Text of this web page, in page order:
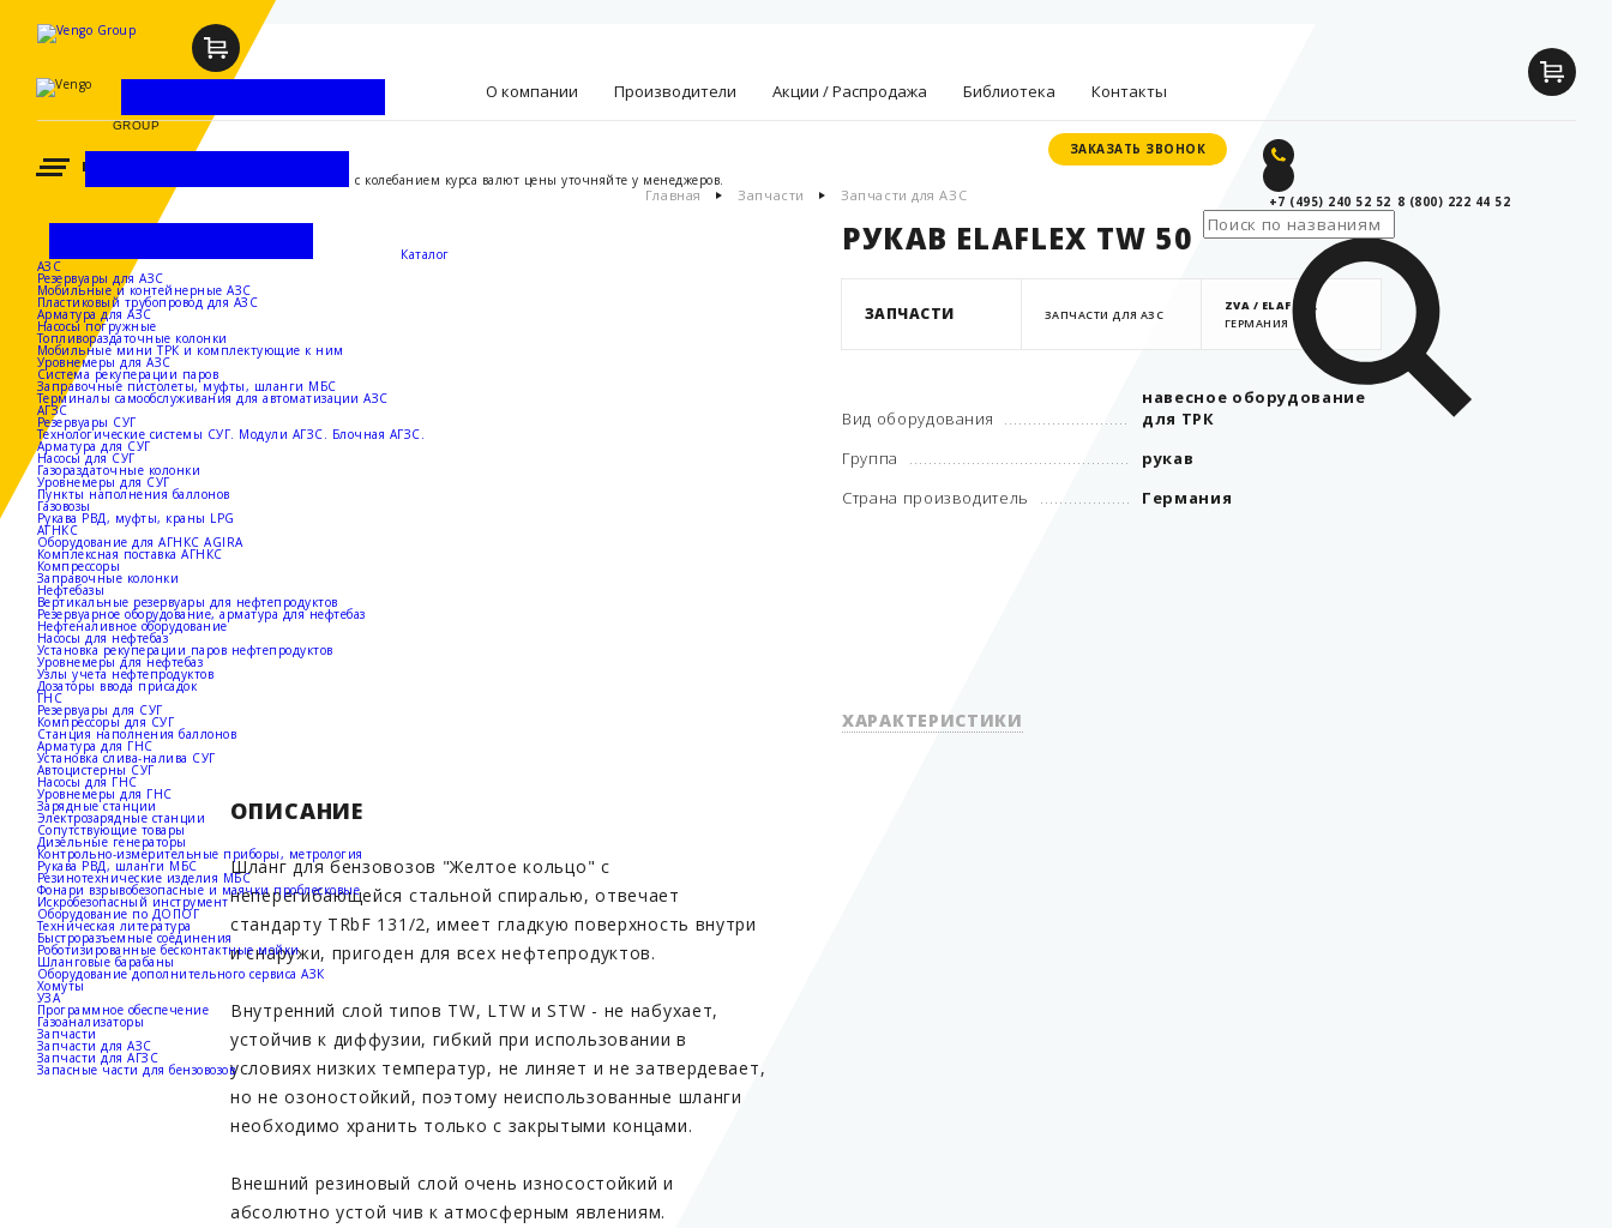
Group
Каталог
АЗС
Резервуары для АЗС
Мобильные и контейнерные АЗС
Пластиковый трубопровод для АЗС
Арматура для АЗС
Насосы погружные
Топливораздаточные колонки
Мобильные мини ТРК и комплектующие к ним
Уровнемеры для АЗС
Система рекуперации паров
Заправочные пистолеты, муфты, шланги МБС
Терминалы самообслуживания для автоматизации АЗС
АГЗС
Резервуары СУГ
Технологические системы СУГ. Модули АГЗС. Блочная АГЗС.
Арматура для СУГ
Насосы для СУГ
Газораздаточные колонки
Уровнемеры для СУГ
Пункты наполнения баллонов
Газовозы
Рукава РВД, муфты, краны LPG
АГНКС
Оборудование для АГНКС AGIRA
Комплексная поставка АГНКС
Компрессоры
Заправочные колонки
Нефтебазы
Вертикальные резервуары для нефтепродуктов
Резервуарное оборудование, арматура для нефтебаз
Нефтеналивное оборудование
Насосы для нефтебаз
Установка рекуперации паров нефтепродуктов
Уровнемеры для нефтебаз
Узлы учета нефтепродуктов
Дозаторы ввода присадок
ГНС
Резервуары для СУГ
Компрессоры для СУГ
Станция наполнения баллонов
Арматура для ГНС
Установка слива-налива СУГ
Автоцистерны СУГ
Насосы для ГНС
Уровнемеры для ГНС
Зарядные станции
Электрозарядные станции
Сопутствующие товары
Дизельные генераторы
Контрольно-измерительные приборы, метрология
Рукава РВД, шланги МБС
Резинотехнические изделия МБС
Фонари взрывобезопасные и маячки проблесковые
Искробезопасный инструмент
Оборудование по ДОПОГ
Техническая литература
Быстроразъемные соединения
Роботизированные бесконтактные мойки
Шланговые барабаны
Оборудование дополнительного сервиса АЗК
Хомуты
УЗА
Программное обеспечение
Газоанализаторы
Запчасти
Запчасти для АЗС
Запчасти для АГЗС
Запасные части для бензовозов
О компании Производители Акции / Распродажа Библиотека
Опросные листы
Дилерские
Контакты
+7 (495) 240 52 52 8 (800) 222 44 52
ЗАКАЗАТЬ ЗВОНОК
ЗАКАЗАТЬ ЗВОНОК
Внимание! В связи с колебанием курса валют цены уточняйте у менеджеров.
Главная Запчасти Запчасти для АЗС
РУКАВ ELAFLEX TW 50
ЗАПЧАСТИ ЗАПЧАСТИ ДЛЯ АЗС
ZVA / ELAFLEX ,
ГЕРМАНИЯ
Вид оборудования
навесное оборудование
для ТРК
Группа
рукав
Страна производитель
Германия
ХАРАКТЕРИСТИКИ
ОПИСАНИЕ
Шланг для бензовозов "Желтое кольцо" с
неперегибающейся стальной спиралью, отвечает
стандарту TRbF 131/2, имеет гладкую поверхность внутри
и снаружи, пригоден для всех нефтепродуктов.
Внутренний слой типов TW, LTW и STW - не набухает,
устойчив к диффузии, гибкий при использовании в
условиях низких температур, не линяет и не затвердевает,
но не озоностойкий, поэтому неиспользованные шланги
необходимо хранить только с закрытыми концами.
Внешний резиновый слой очень износостойкий и
абсолютно устой чив к атмосферным явлениям.
GROUP
КАТАЛОГ